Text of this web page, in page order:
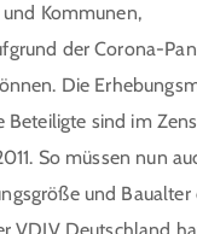
Kommunen,
der Corona-
Die
sind im
So müssen nun
und Baualter